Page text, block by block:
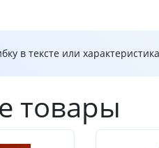
в тексте или
товары